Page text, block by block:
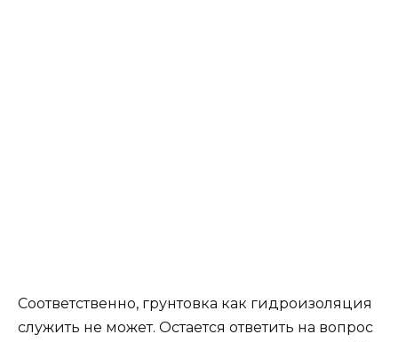
Соответственно, грунтовка как гидроизоляция
служить не может. Остается ответить на вопрос